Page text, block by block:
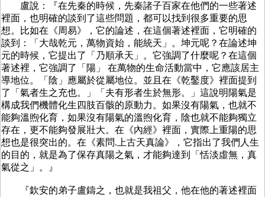
盧說：『在先秦的時候，先秦諸子百家在他們的一些著述
裡面，也明確的談到了這些問題，都可以找到很多重要的思
想。比如在《周易》，它的論述，在這個著述裡面，它明確的
談到：「大哉乾元，萬物資始，能統天」。坤元呢？在論述坤
元的時候，它提出了「乃順承天」。它強調了什麼呢？在這個
著述裡，它強調了「陽」 在萬物的生命活動當中，它應該居主
導地位。「陰」應屬於從屬地位。並且在《乾鑿度》裡面提到
了「氣者生之充也。」「夫有形者生於無形。」這說明陽氣是
構成我們機體化生四肢百骸的原動力。如果沒有陽氣，也就不
能夠溫煦化育，如果沒有陽氣的溫煦化育，陰也就不能夠獨立
存在，更不能夠發展壯大。在《內經》裡面，實際上重陽的思
想也是很突出的。在《素問.上古天真論》，它指出了我們人生
的目的，就是為了保存真陽之氣，才能夠達到「恬淡虛無，真
氣從之」。』
『欽安的弟子盧鑄之，也就是我祖父，他在他的著述裡面